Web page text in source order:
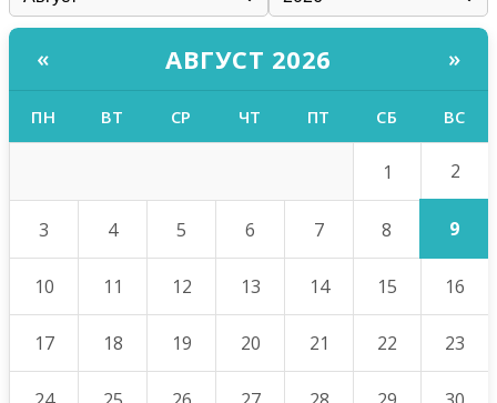
« АВГУСТ 2026 »
ПН ВТ СР ЧТ ПТ СБ ВС
1 2
3 4 5 6 7 8 9
10 11 12 13 14 15 16
17 18 19 20 21 22 23